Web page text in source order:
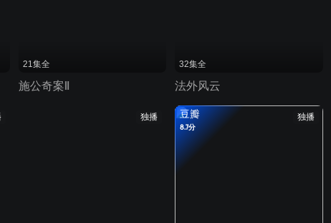
21集全
施公奇案Ⅱ
32集全
法外风云
独播 独播
豆瓣
8.7分